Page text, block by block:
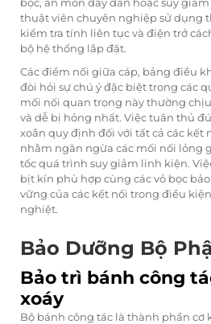
thuật viên chuyên nghiệp sử dụng
kiểm tra tính liên tục và điện trở
bộ hệ thống lắp đặt.
Các điểm nối giữa cáp, bảng điều
đòi hỏi sự chú ý đặc biệt trong các
mối nối quan trọng này thường
và dễ bị hỏng nhất. Việc tuân thủ
xoắn quy định đối với tất cả các kết
nhằm ngăn ngừa các mối nối lỏng
tốc quá trình suy giảm linh kiện.
bịt kín phù hợp cùng các vỏ bọc
vững của các kết nối trong điều
nghiệt.
Bảo Dưỡng Bộ
Bảo trì bánh công
xoáy
Bộ bánh công tác là thành phần cơ